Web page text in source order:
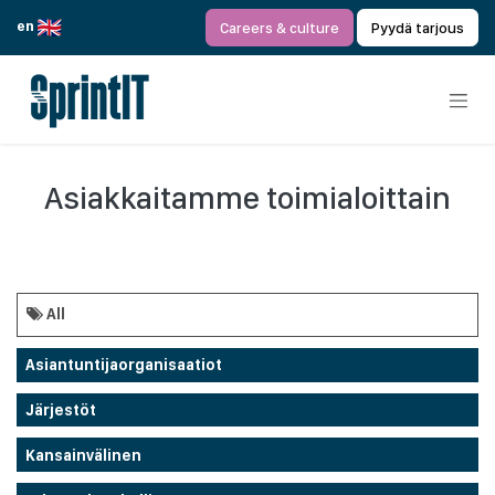
en
Careers & culture Pyydä tarjous
Asiakkaitamme toimialoittain
All
Asiantuntijaorganisaatiot
Järjestöt
Kansainvälinen